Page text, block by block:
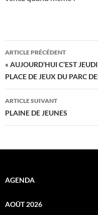
Navigation
des
articles
ARTICLE PRÉCÉDENT
« AUJOURD’HUI C’EST
PLACE DE JEUX DU PARC
ARTICLE SUIVANT
PLAINE DE JEUNES
AGENDA
AOÛT 2026